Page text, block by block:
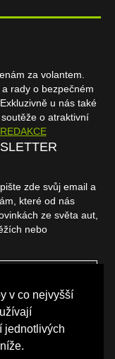
v co nejvyšší
jednotlivých
za volantem.
rady o bezpečném
u nás také
o atraktivní
REDAKCE
zde svůj email a
které od nás
ze světa aut,
nebo